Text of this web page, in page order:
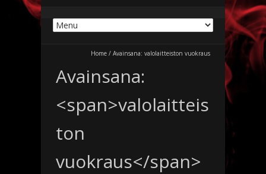
Home / Avainsana: valolaitteiston vuokraus
Avainsana:
<span>valolaitteis
ton
vuokraus</span>